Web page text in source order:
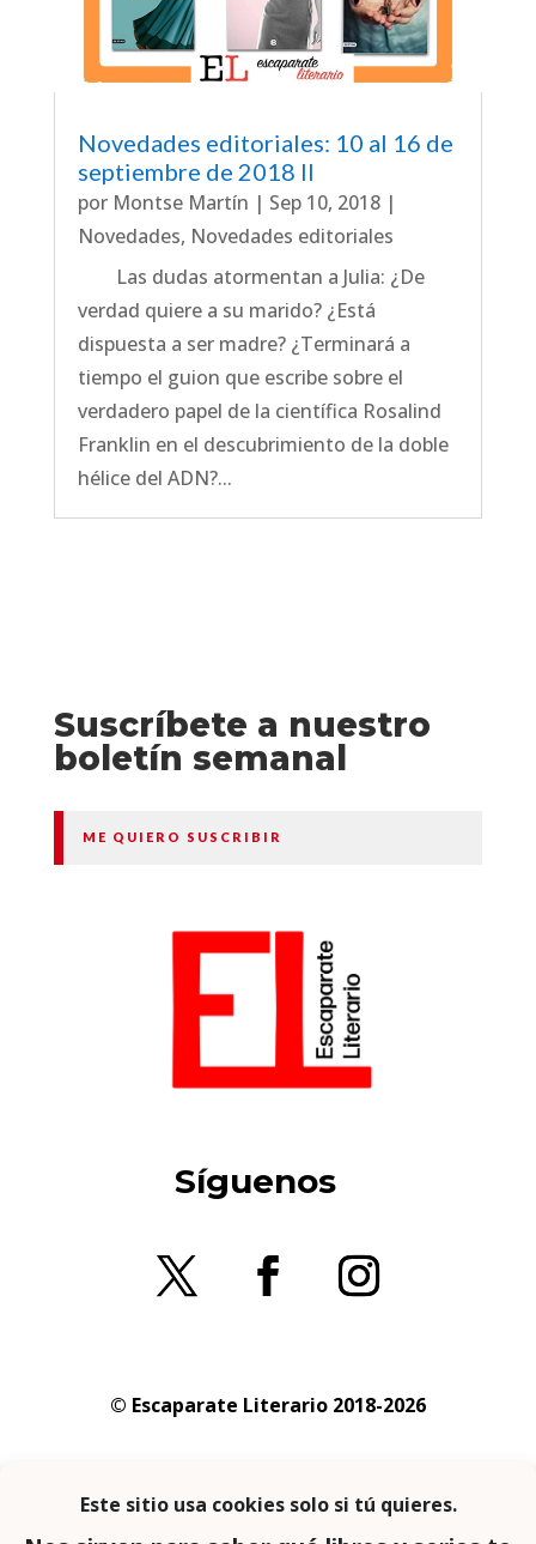
Novedades editoriales: 10 al 16 de
septiembre de 2018 II
por Montse Martín | Sep 10, 2018|
Novedades, Novedades editoriales
Las dudas atormentan a Julia: ¿De
verdad quiere a su marido? ¿Está
dispuesta a ser madre? ¿Terminará a
tiempo el guion que escribe sobre el
verdadero papel de la científica Rosalind
Franklin en el descubrimiento de la doble
hélice del ADN?...
Suscríbete a nuestro
boletín semanal
ME QUIERO SUSCRIBIR
Síguenos
© Escaparate Literario 2018-2026
privacidad